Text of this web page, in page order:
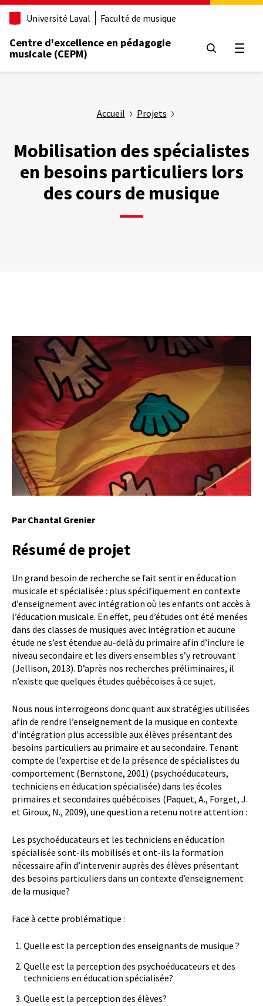
Aller
principal
Université Laval Faculté de musique
Centre d'excellence en pédagogie
musicale (CEPM)
Accueil Projets
Mobilisation des spécialistes
en besoins particuliers lors
des cours de musique
Par Chantal Grenier
Résumé de projet
Un grand besoin de recherche se fait sentir en éducation
musicale et spécialisée : plus spécifiquement en contexte
d’enseignement avec intégration où les enfants ont accès à
l’éducation musicale. En effet, peu d’études ont été menées
dans des classes de musiques avec intégration et aucune
étude ne s’est étendue au-delà du primaire afin d’inclure le
niveau secondaire et les divers ensembles s’y retrouvant
(Jellison, 2013). D’après nos recherches préliminaires, il
n’existe que quelques études québécoises à ce sujet.
Nous nous interrogeons donc quant aux stratégies utilisées
afin de rendre l’enseignement de la musique en contexte
d’intégration plus accessible aux élèves présentant des
besoins particuliers au primaire et au secondaire. Tenant
compte de l’expertise et de la présence de spécialistes du
comportement (Bernstone, 2001) (psychoéducateurs,
techniciens en éducation spécialisée) dans les écoles
primaires et secondaires québécoises (Paquet, A., Forget, J.
et Giroux, N., 2009), une question a retenu notre attention :
Les psychoéducateurs et les techniciens en éducation
spécialisée sont-ils mobilisés et ont-ils la formation
nécessaire afin d’intervenir auprès des élèves présentant
des besoins particuliers dans un contexte d’enseignement
de la musique?
Face à cette problématique :
Quelle est la perception des enseignants de musique ?
Quelle est la perception des psychoéducateurs et des
techniciens en éducation spécialisée?
Quelle est la perception des élèves?